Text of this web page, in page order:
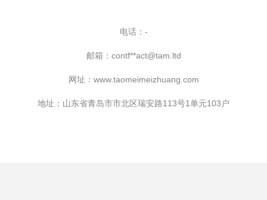
电话：-
邮箱：contf**act@tam.ltd
网址： www.taomeimeizhuang.com
地址：山东省青岛市市北区瑞安路113号1单元103户